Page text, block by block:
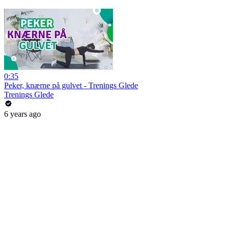
0:35
Peker, knærne på gulvet - Trenings Glede
Trenings Glede
6 years ago